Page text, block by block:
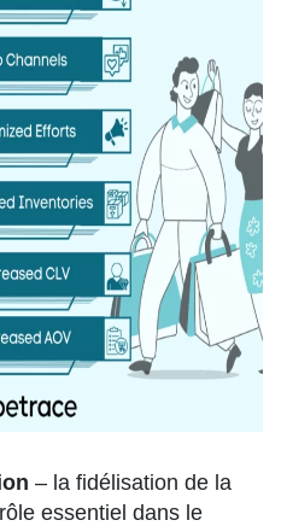
– la fidélisation de la
essentiel dans le